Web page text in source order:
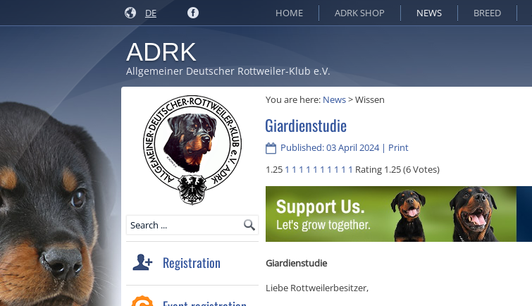
DE HOME ADRK SHOP NEWS BREED
ADRK
Allgemeiner Deutscher Rottweiler-Klub e.V.
Registration
You are here: News>Wissen
Giardienstudie
Published: 03 April 2024| Print
1.25 1 1 1 1 1 1 1 1 1 1 Rating 1.25 (6 Votes)
Giardienstudie
Liebe Rottweilerbesitzer,